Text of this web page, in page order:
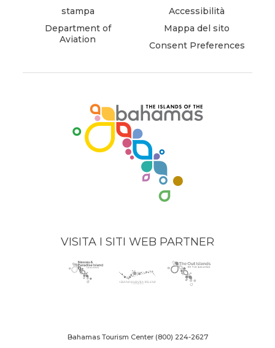
stampa
Department of
Aviation
new
Accessibilità
Mappa del sito
Consent Preferences
VISITA I SITI WEB PARTNER
Nassau
Paradise
(opens
in
Grand
Bahama
(opens
in
The
Out
(opens
Bahamas Tourism Center (800) 224-2627